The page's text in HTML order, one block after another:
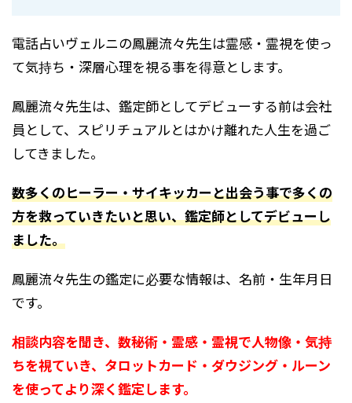
電話占いヴェルニの鳳麗流々先生は霊感・霊視を使っ
て気持ち・深層心理を視る事を得意とします。
鳳麗流々先生は、鑑定師としてデビューする前は会社
員として、スピリチュアルとはかけ離れた人生を過ご
してきました。
数多くのヒーラー・サイキッカーと出会う事で多くの
方を救っていきたいと思い、鑑定師としてデビューし
ました。
鳳麗流々先生の鑑定に必要な情報は、名前・生年月日
です。
相談内容を聞き、数秘術・霊感・霊視で人物像・気持
ちを視ていき、タロットカード・ダウジング・ルーン
を使ってより深く鑑定します。